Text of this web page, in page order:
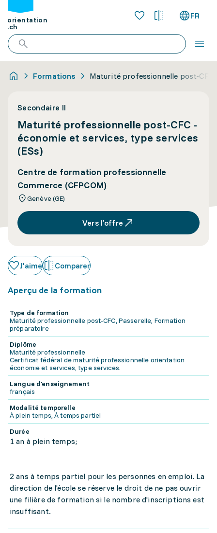
orientation
.ch
FR
Formations Maturité professionnelle post-CFC
Secondaire II
Maturité professionnelle post-CFC -
économie et services, type services
(ESs)
Centre de formation professionnelle
Commerce (CFPCOM)
Genève (GE)
Vers l’offre
J'aime Comparer
Aperçu de la formation
Type de formation
Maturité professionnelle post-CFC, Passerelle, Formation
préparatoire
Diplôme
Maturité professionnelle
Certificat fédéral de maturité professionnelle orientation
économie et services, type services.
Langue d'enseignement
français
Modalité temporelle
À plein temps, À temps partiel
Durée
1 an à plein temps;
2 ans à temps partiel pour les personnes en emploi. La
direction de l'école se réserve le droit de ne pas ouvrir
une filière de formation si le nombre d'inscriptions est
insuffisant.